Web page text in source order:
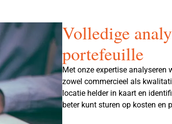
Volledige
portefeuille
Met onze expertise
zowel commercieel als
locatie helder in kaart en
beter kunt sturen op kosten en